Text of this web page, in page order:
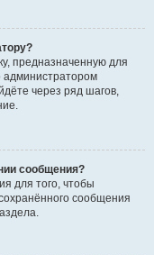
предназначенную для
администратором
через ряд шагов,
сообщения?
для того, чтобы
сообщения